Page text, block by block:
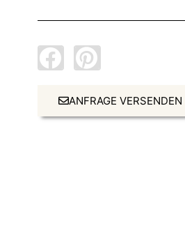
ANFRAGE VERSENDEN